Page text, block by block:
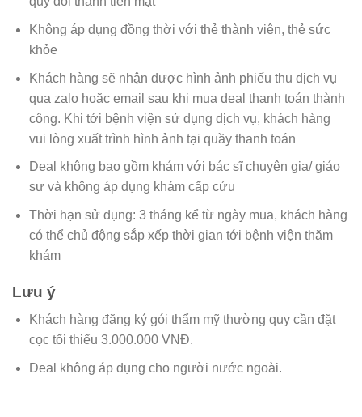
Không áp dụng đồng thời với thẻ thành viên, thẻ sức
khỏe
Khách hàng sẽ nhận được hình ảnh phiếu thu dịch vụ
qua zalo hoặc email sau khi mua deal thanh toán thành
công. Khi tới bệnh viện sử dụng dịch vụ, khách hàng
vui lòng xuất trình hình ảnh tại quầy thanh toán
Deal không bao gồm khám với bác sĩ chuyên gia/ giáo
sư và không áp dụng khám cấp cứu
Thời hạn sử dụng: 3 tháng kể từ ngày mua, khách hàng
có thể chủ động sắp xếp thời gian tới bệnh viện thăm
khám
Lưu ý
Khách hàng đăng ký gói thẩm mỹ thường quy cần đặt
cọc tối thiểu 3.000.000 VNĐ.
Deal không áp dụng cho người nước ngoài.